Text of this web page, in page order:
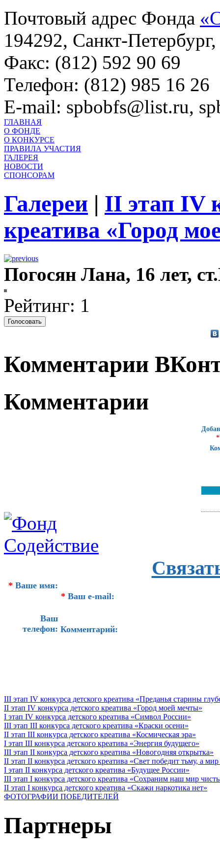
Почтовый адрес Фонда
194292, Санкт-
Факс: (812) 592 90 69
Телефон: (812) 985 16 26
E-mail: spbobfs@list.ru,
ГЛАВНАЯ
О ФОНДЕ
О КОНКУРСЕ
ПРАВИЛА УЧАСТИЯ
ГАЛЕРЕЯ
НОВОСТИ
СПОНСОРАМ
Галереи | II этап IV
креатива «Город
Погосян Лана, 16 лет,
Рейтинг: 1
Комментарии
Комментарии
*
* Ваше имя:
* Ваш e-mail:
Ваш
телефон: Комментарий:
III этап IV конкурса детского креатива «Преданья старины
II этап IV конкурса детского креатива «Город моей мечты»
I этап IV конкурса детского креатива «Символ России»
III этап III конкурса детского креатива «Краски осени»
II этап III конкурса детского креатива «Космическая эра»
I этап III конкурса детского креатива «Энергия будущего»
III этап II конкурса детского креатива «Новогодняя открытка»
II этап II конкурса детского креатива «Свет победит тьму, а
I этап II конкурса детского креатива «Будущее России»
III этап I конкурса детского креатива «Сохраним наш мир
II этап I конкурса детского креатива «Скажи наркотика нет»
ФОТОГРАФИИ ПОБЕДИТЕЛЕЙ
Партнеры